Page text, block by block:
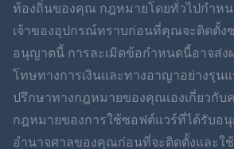
Dansk
ฮินดี
ภาษาฮีบรู
ท้องถิ่นของคุณ กฎหมายโดยทั่วไปกำห
เจ้าของอุปกรณ์ทราบก่อนที่คุณจะติดตั้ง
อนุญาตนี้ การละเมิดข้อกำหนดนี้อาจส่ง
โทษทางการเงินและทางอาญาอย่างรุน
ปรึกษาทางกฎหมายของคุณเองเกี่ยวกับ
กฎหมายของการใช้ซอฟต์แวร์ที่ได้รับอ
อำนาจศาลของคุณก่อนที่จะติดตั้งและใ